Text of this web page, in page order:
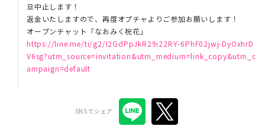
旦中止します！
返金いたしますので、再度オプチャよりご参加お願いします！
オープンチャット「なおみく祝花」
https://line.me/ti/g2/I2GdPpJkR29i22RY-6PhF02jwj-DyOxhrD
V6sg?utm_source=invitation&utm_medium=link_copy&utm_c
ampaign=default
SNSでシェア